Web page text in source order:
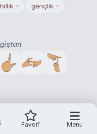
› gençlik ›
Favorî Menu